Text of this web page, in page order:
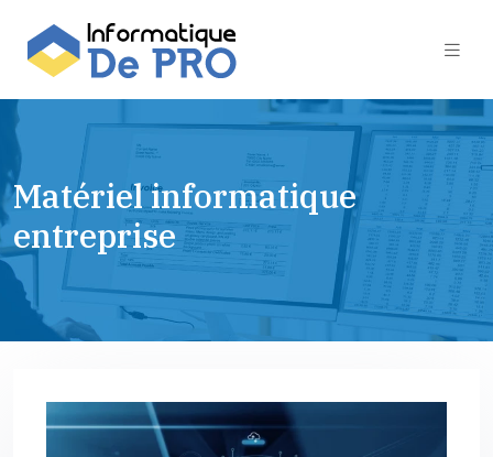
Matériel informatique
entreprise